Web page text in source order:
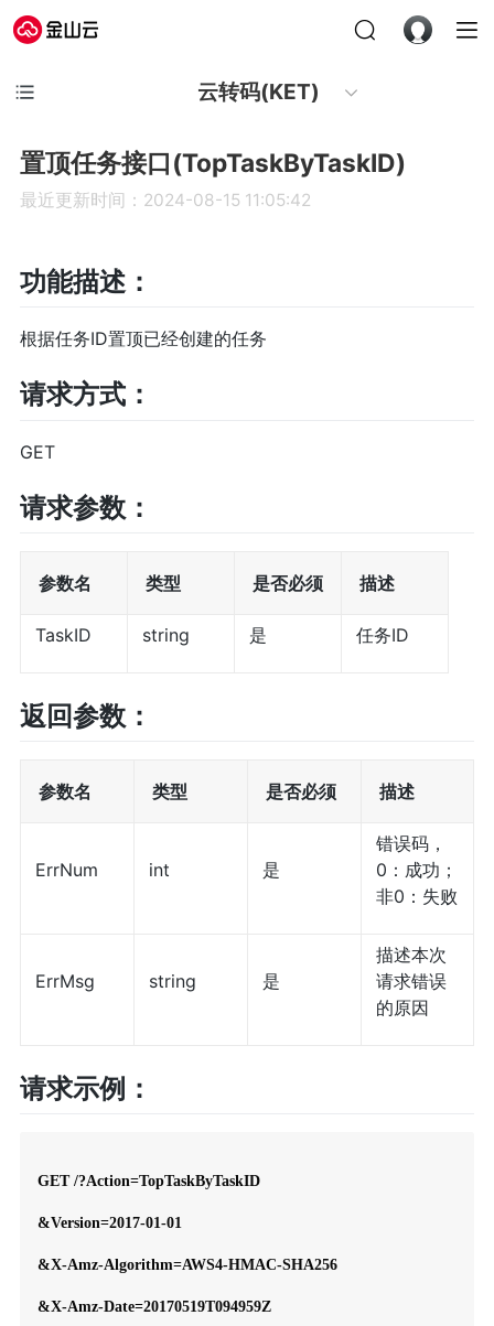
云转码(KET)
置顶任务接口(TopTaskByTaskID)
最近更新时间：2024-08-15 11:05:42
功能描述：
根据任务ID置顶已经创建的任务
请求方式：
GET
请求参数：
参数名 类型 是否必须 描述
TaskID string 是 任务ID
返回参数：
参数名 类型 是否必须 描述
ErrNum int 是
错误码，
0：成功；
非0：失败
ErrMsg string 是
描述本次
请求错误
的原因
请求示例：
GET /?Action=TopTaskByTaskID
&Version=2017-01-01
&X-Amz-Algorithm=AWS4-HMAC-SHA256
&X-Amz-Date=20170519T094959Z